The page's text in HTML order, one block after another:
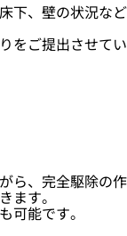
下、壁の状況など
をご提出させてい
ら、完全駆除の作
ます。
可能です。